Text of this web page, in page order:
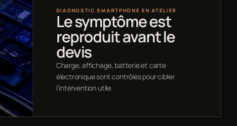
DIAGNOSTIC SMARTPHONE EN ATELIER
Le symptôme est
reproduit avant le
devis
Charge, affichage, batterie et carte
électronique sont contrôlés pour cibler
l’intervention utile.